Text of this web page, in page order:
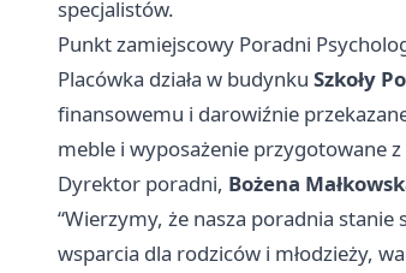
specjalistów.
Punkt zamiejscowy Poradni
Placówka działa w budynku Szkoły
finansowemu i darowiźnie
meble i wyposażenie przygotowane
Dyrektor poradni, Bożena
“Wierzymy, że nasza poradnia
wsparcia dla rodziców i młodzieży,